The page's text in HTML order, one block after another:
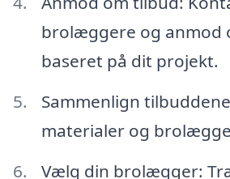
brolæggere og anmod
baseret på dit projekt.
Sammenlign
materialer og
Vælg din brolægger: